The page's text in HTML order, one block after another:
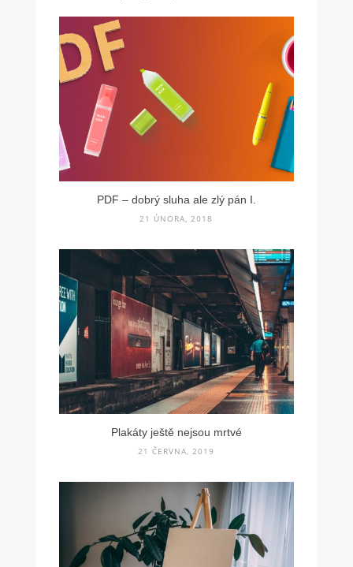
PDF – dobrý sluha ale zlý pán I.
21 ÚNORA, 2018
Plakáty ještě nejsou mrtvé
21 ČERVNA, 2019